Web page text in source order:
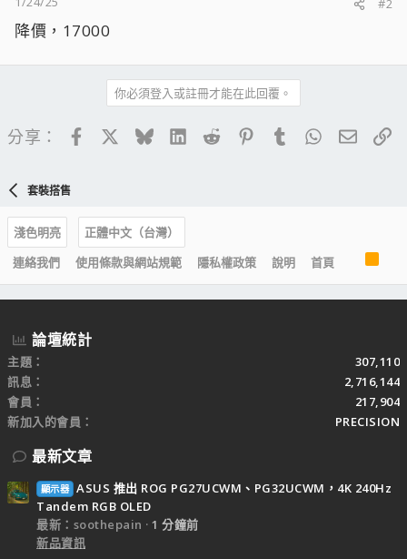
#2
降價，17000
你必須登入或註冊才能在此回覆。
分享： FacebookBlueskyLinkedIn
Reddit PinterestTumblrWhatsApp
電子
套裝搭售
淺色明亮
正體中文（台灣）
連絡我們
使用條款與網站規範 隱私權政策 說明 首頁
R
S
S
論壇統計
主題
307,110
訊息
2,716,144
會員
217,904
新加入的會員
PRECISION
最新文章
顯示器 ASUS 推出 ROG PG27UCWM、PG32UCWM，4K 240Hz
Tandem RGB OLED
最新：soothepain
1 分鐘前
新品資訊